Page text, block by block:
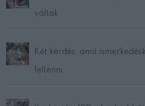
váltak
Két kérdés, amit
feltenni